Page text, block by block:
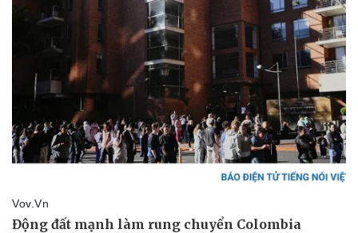
Thể thao
Bóng đá
Lịch thi đấu bóng đá
Thế giới thể thao
Hậu trường
Ô tô - Xe máy
Ô tô
Xe máy
Tư vấn